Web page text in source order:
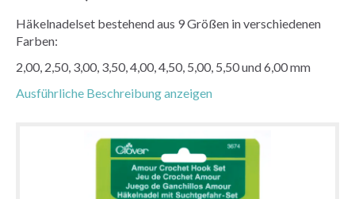
Häkelnadelset bestehend aus 9 Größen in verschiedenen
Farben:
2,00, 2,50, 3,00, 3,50, 4,00, 4,50, 5,00, 5,50 und 6,00 mm
Ausführliche Beschreibung anzeigen